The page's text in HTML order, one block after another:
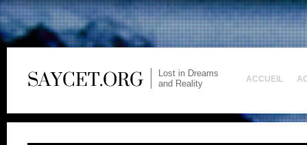
Lost in Dreams
and Reality
ACCUEIL